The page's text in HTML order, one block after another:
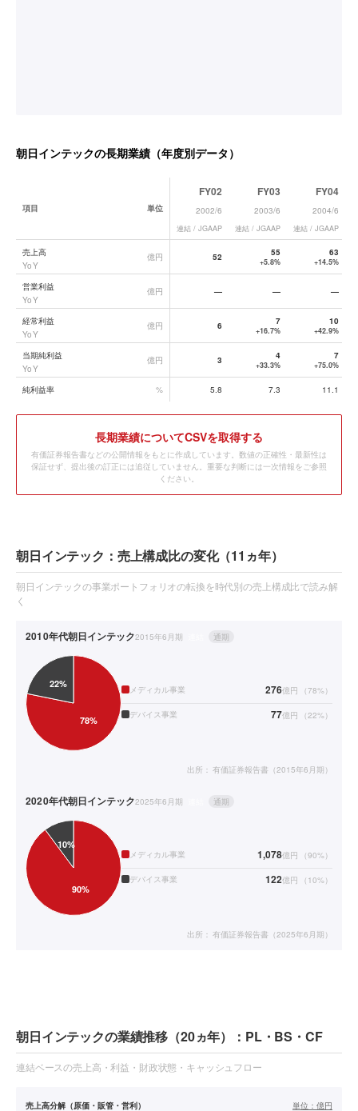
朝日インテックの長期業績（年度別データ）
朝日インテック
項目 単位
FY02
2002/6
連結 / JGAAP
FY03
2003/6
連結 / JGAAP
FY04
2004/6
連結 / JGAAP
売上高
YoY
億円 52 55
+5.8%
63
+14.5%
営業利益
YoY
億円 — — —
経常利益
YoY
億円 6 7
+16.7%
10
+42.9%
当期純利益
YoY
億円 3 4
+33.3%
7
+75.0%
純利益率 % 5.8 7.3 11.1
長期業績についてCSVを取得する
有価証券報告書などの公開情報をもとに作成しています。数値の正確性・最新性は
保証せず、提出後の訂正には追従していません。重要な判断には一次情報をご参照
ください。
朝日インテック：売上構成比の変化（11ヵ年）
朝日インテックの事業ポートフォリオの転換を時代別の売上構成比で読み解
く
2010年代朝日インテック2015年6月期 通期
メディカル事業 276億円 （78%）
デバイス事業 77億円 （22%）
出所： 有価証券報告書（2015年6月期）
2020年代朝日インテック2025年6月期 通期
メディカル事業 1,078億円 （90%）
デバイス事業 122億円 （ 10%）
出所： 有価証券報告書（2025年6月期）
朝日インテックの業績推移（20ヵ年）：PL・BS・CF
連結ベースの売上高・利益・財政状態・キャッシュフロー
売上高分解（原価・販管・営利） 単位： 億円